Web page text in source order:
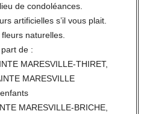
de condoléances.
artificielles s’il vous plait.
naturelles.
de :
MARESVILLE-THIRET,
MARESVILLE
MARESVILLE-BRICHE,